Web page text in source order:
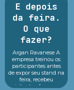
E depois
da feira.
O que
fazer?
Argan Ravanese A
empresa treinou os
participantes antes
de expor seu stand na
feira, recebeu
visitantes, fez o seu